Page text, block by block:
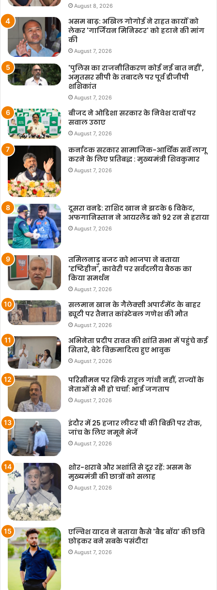
August 8, 2026
असम बाढ़: अखिल गोगोई ने राहत कार्यों को
लेकर 'गार्जियन मिनिस्टर' को हटाने की मांग
की
August 7, 2026
'पुलिस का राजनीतिकरण कोई नई बात नहीं',
अमृतसर सीपी के तबादले पर पूर्व डीजीपी
शशिकांत
August 7, 2026
बीजद ने ओडिशा सरकार के निवेश दावों पर
सवाल उठाए
August 7, 2026
कर्नाटक सरकार सामाजिक-आर्थिक सर्वे लागू
करने के लिए प्रतिबद्ध : मुख्यमंत्री शिवकुमार
August 7, 2026
दूसरा वनडे: राशिद खान ने झटके 6 विकेट,
अफगानिस्तान ने आयरलैंड को 92 रन से हराया
August 7, 2026
तमिलनाडु बजट को भाजपा ने बताया
'दृष्टिहीन', कावेरी पर सर्वदलीय बैठक का
किया समर्थन
August 7, 2026
सलमान खान के गैलेक्सी अपार्टमेंट के बाहर
ड्यूटी पर तैनात कांस्टेबल गणेश की मौत
August 7, 2026
अभिनेता प्रदीप रावत की शांति सभा में पहुंचे कई
सितारे, बेटे विक्रमादित्य हुए भावुक
August 7, 2026
परिसीमन पर सिर्फ राहुल गांधी नहीं, राज्यों के
नेताओं से भी हो चर्चा: भाई जगताप
August 7, 2026
इंदौर में 25 हजार लीटर घी की बिक्री पर रोक,
जांच के लिए नमूने भेजें
August 7, 2026
शोर-शराबे और अशांति से दूर रहें: असम के
मुख्यमंत्री की छात्रों को सलाह
August 7, 2026
एल्विश यादव ने बताया कैसे 'बैड बॉय' की छवि
छोड़कर बने सबके पसंदीदा
August 7, 2026